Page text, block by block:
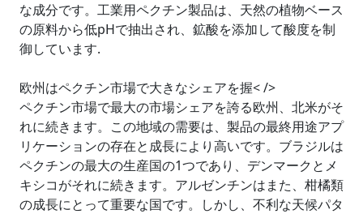
な成分です。工業用ペクチン製品は、天然の植物ベース
の原料から低pHで抽出され、鉱酸を添加して酸度を制
御しています.
欧州はペクチン市場で大きなシェアを握< />
ペクチン市場で最大の市場シェアを誇る欧州、北米がそ
れに続きます。この地域の需要は、製品の最終用途アプ
リケーションの存在と成長により高いです。ブラジルは
ペクチンの最大の生産国の1つであり、デンマークとメ
キシコがそれに続きます。アルゼンチンはまた、柑橘類
の成長にとって重要な国です。しかし、不利な天候パタ